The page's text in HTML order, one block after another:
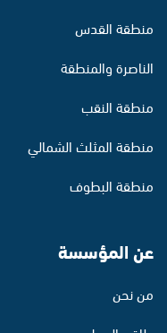
منطقة القدس
الناصرة والمنطقة
منطقة النقب
منطقة المثلث الشمالي
منطقة البطوف
عن المؤسسة
من نحن